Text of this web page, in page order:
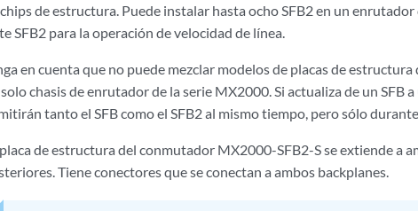
de estructura. Puede instalar hasta ocho SFB2 en un
SFB2 para la operación de velocidad de línea.
en cuenta que no puede mezclar modelos de placas de estructura
chasis de enrutador de la serie MX2000. Si actualiza de un SFB
tanto el SFB como el SFB2 al mismo tiempo, pero sólo
de estructura del conmutador MX2000-SFB2-S se extiende a
Tiene conectores que se conectan a ambos backplanes.